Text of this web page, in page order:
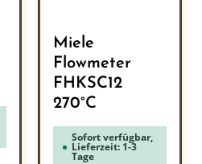
Miele
Flowmeter
FHKSC12
270°C
Sofort verfügbar,
Lieferzeit: 1-3
Tage